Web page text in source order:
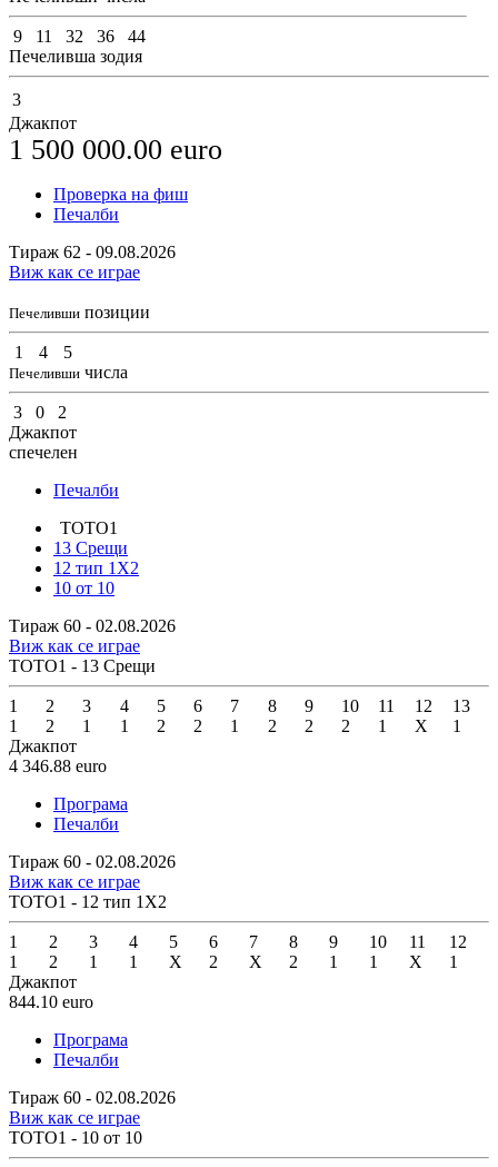
9 11 32 36
44
Печеливша зодия
3
Джакпот
1 500 000.00 euro
Проверка на фиш
Печалби
Тираж 62 - 09.08.2026
Виж как се играе
Печеливши позиции
1 4 5
Печеливши числа
3 0
2
Джакпот
спечелен
Печалби
ТОТО1
13 Срещи
12 тип 1X2
10 от 10
Тираж 60 - 02.08.2026
Виж как се играе
ТОТО1 - 13 Срещи
1
1
2
2
3
1
4
1
5
2
6
2
7
1
8
2
9
2
10
2
11
1
12
X
13
1
Джакпот
4 346.88 euro
Програма
Печалби
Тираж 60 - 02.08.2026
Виж как се играе
ТОТО1 - 12 тип 1X2
1
1
2
2
3
1
4
1
5
X
6
2
7
X
8
2
9
1
10
1
11
X
12
1
Джакпот
844.10 euro
Програма
Печалби
Тираж 60 - 02.08.2026
Виж как се играе
ТОТО1 - 10 от 10